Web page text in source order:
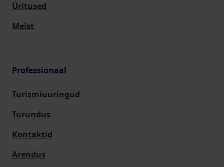
Üritused
Meist
Professionaal
Turismiuuringud
Turundus
Kontaktid
Arendus